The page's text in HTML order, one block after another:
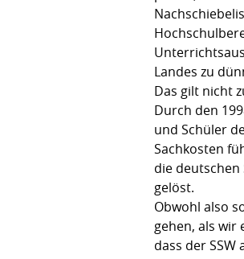
Landes zu
Das gilt nicht
Durch den
und Schüler
Sachkosten
die
gelöst.
Obwohl also
gehen, als wir
dass der